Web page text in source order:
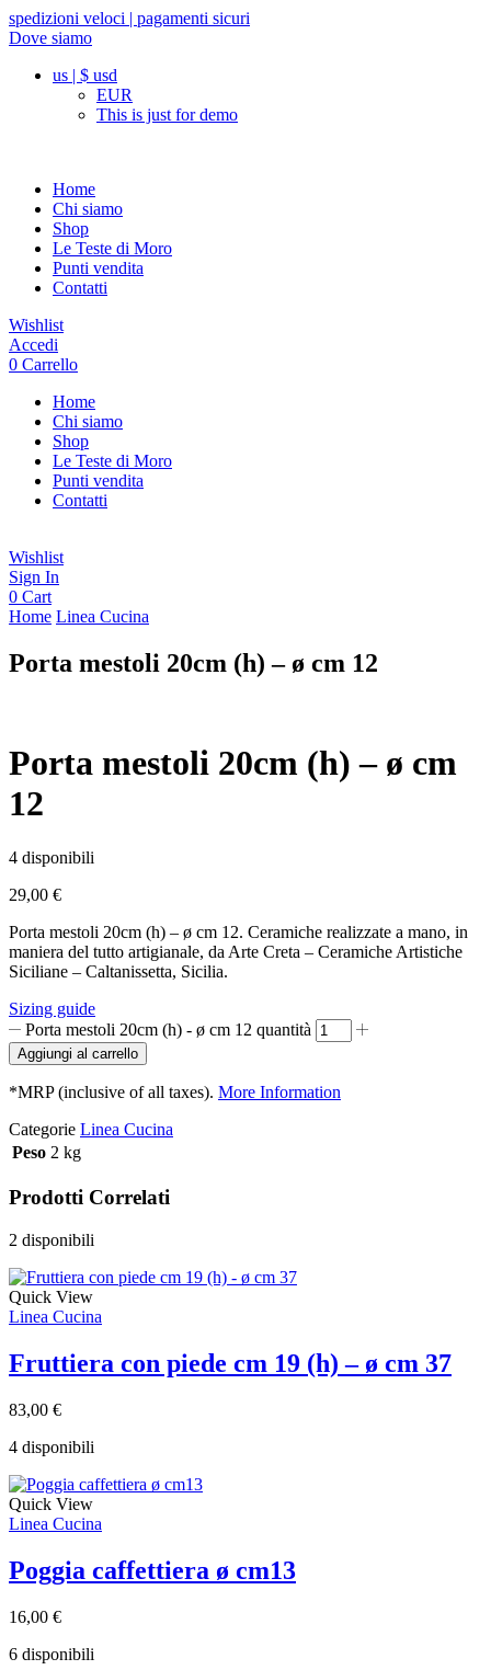
spedizioni veloci | pagamenti sicuri
Dove siamo
us | $ usd
EUR
This is just for demo
Home
Chi siamo
Shop
Le Teste di Moro
Punti vendita
Contatti
Wishlist
Accedi
0 Carrello
Home
Chi siamo
Shop
Le Teste di Moro
Punti vendita
Contatti
Wishlist
Sign In
0 Cart
Home Linea Cucina
Porta mestoli 20cm (h) – ø cm 12
Porta mestoli 20cm (h) – ø cm
12
4 disponibili
29,00 €
Porta mestoli 20cm (h) – ø cm 12. Ceramiche realizzate a mano, in
maniera del tutto artigianale, da Arte Creta – Ceramiche Artistiche
Siciliane – Caltanissetta, Sicilia.
Sizing guide
Porta mestoli 20cm (h) - ø cm 12 quantità
Aggiungi al carrello
*MRP (inclusive of all taxes). More Information
Categorie Linea Cucina
Peso 2 kg
Prodotti Correlati
2 disponibili
Quick View
Linea Cucina
Fruttiera con piede cm 19 (h) – ø cm 37
83,00 €
4 disponibili
Quick View
Linea Cucina
Poggia caffettiera ø cm13
16,00 €
6 disponibili